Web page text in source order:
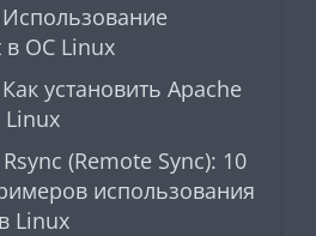
Использование
в ОС Linux
Как установить Apache
Linux
Rsync (Remote Sync): 10
использования
Linux